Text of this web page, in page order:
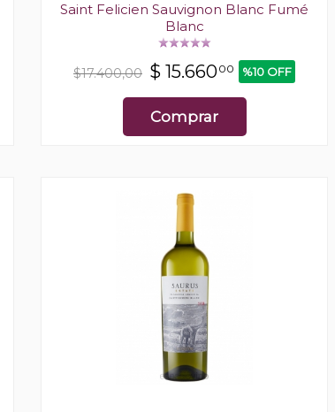
Saint Felicien Sauvignon Blanc Fumé
Blanc
$17.400,00 $ 15.66000 %10 OFF
Comprar